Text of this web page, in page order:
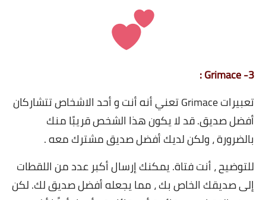
3- Grimace :
تعبيرات Grimace تعني أنه أنت و أحد الاشخاص تتشاركان
أفضل صديق. قد لا يكون هذا الشخص قريبًا منك
بالضرورة ، ولكن لديك أفضل صديق مشترك معه .
للتوضيح ، أنت فتاة. يمكنك إرسال أكبر عدد من اللقطات
إلى صديقك الخاص بك ، مما يجعله أفضل صديق لك. لكن